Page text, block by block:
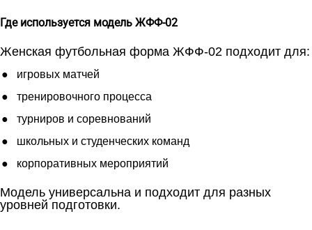
Где используется модель ЖФФ-02
Женская футбольная форма ЖФФ-02 подходит для:
игровых матчей
тренировочного процесса
турниров и соревнований
школьных и студенческих команд
корпоративных мероприятий
Модель универсальна и подходит для разных
уровней подготовки.